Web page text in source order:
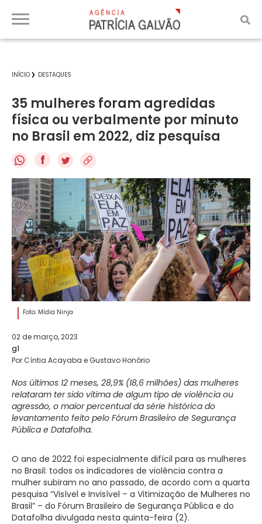
INÍCIO DESTAQUES
35 mulheres foram agredidas
física ou verbalmente por minuto
no Brasil em 2022, diz pesquisa
f
Foto: Mídia Ninja
02 de março, 2023
g1
Por Cíntia Acayaba e Gustavo Honório
Nos últimos 12 meses, 28,9% (18,6 milhões) das mulheres
relataram ter sido vítima de algum tipo de violência ou
agressão, o maior percentual da série histórica do
levantamento feito pelo Fórum Brasileiro de Segurança
Pública e Datafolha.
O ano de 2022 foi especialmente difícil para as mulheres
no Brasil: todos os indicadores de violência contra a
mulher subiram no ano passado, de acordo com a quarta
pesquisa “Visível e Invisível – a Vitimização de Mulheres no
Brasil” – do Fórum Brasileiro de Segurança Pública e do
Datafolha divulgada nesta quinta-feira (2).